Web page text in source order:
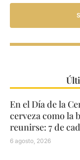
En el Día de la
cerveza como la
reunirse: 7 de
6 agosto, 2026